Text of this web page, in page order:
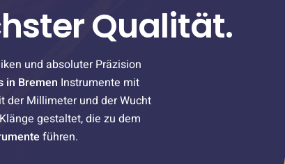
Qualität.
und absoluter Präzision
in Bremen Instrumente mit
der Millimeter und der Wucht
gestaltet, die zu dem
führen.